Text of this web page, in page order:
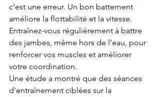
c’est une erreur. Un bon battement
améliore la flottabilité et la vitesse.
Entraînez-vous régulièrement à battre
des jambes, même hors de l’eau, pour
renforcer vos muscles et améliorer
votre coordination.
Une étude a montré que des séances
d'entraînement ciblées sur la